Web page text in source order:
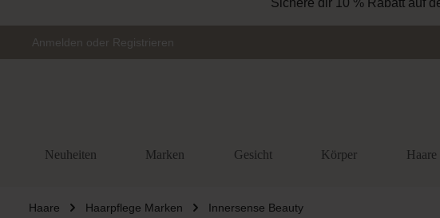
Anmelden oder Registrieren
Neuheiten Marken Gesicht Körper Haare
Haare Haarpflege Marken Innersense Beauty